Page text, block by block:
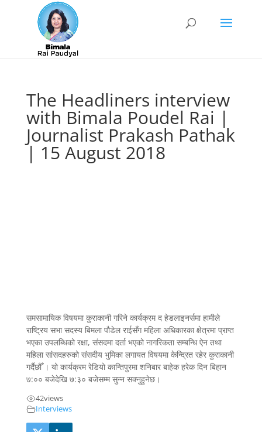
The Headliners interview
with Bimala Poudel Rai |
Journalist Prakash Pathak
| 15 August 2018
समसामायिक विषयमा कुराकानी गरिने कार्यक्रम द हेडलाइनर्समा हामीले
राष्ट्रिय सभा सदस्य बिमला पौडेल राईसँग महिला अधिकारका क्षेत्रमा प्राप्त
भएका उपलब्धिको रक्षा, संसदमा दर्ता भएको नागरिकता सम्बन्धि ऐन तथा
महिला सांसदहरुको संसदीय भुमिका लगायत विषयमा केन्द्रित रहेर कुराकानी
गर्दैछौँ । यो कार्यक्रम रेडियो कान्तिपुरमा शनिबार बाहेक हरेक दिन बिहान
७:०० बजेदेखि ७:३० बजेसम्म सुन्न सक्नुहुनेछ।
42views
Interviews